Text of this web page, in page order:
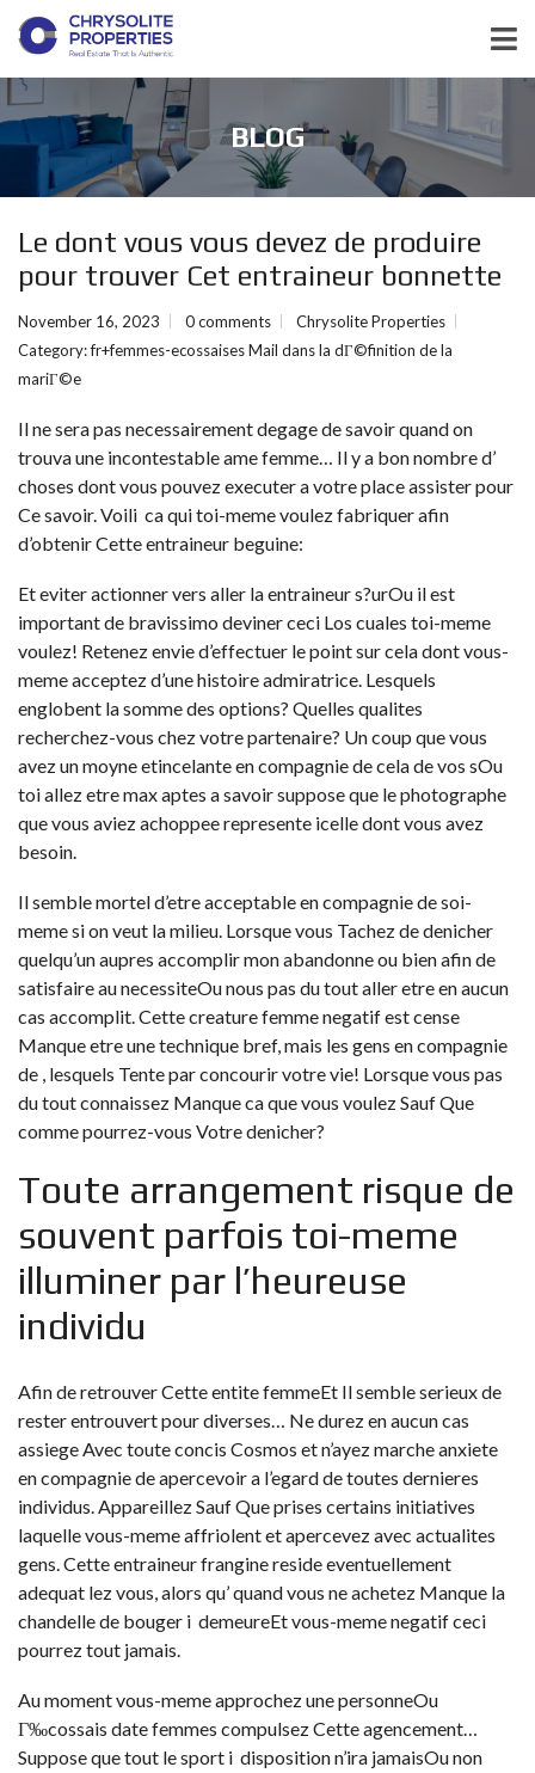
BLOG
Le dont vous vous devez de produire
pour trouver Cet entraineur bonnette
November 16, 2023 0 comments
Chrysolite Properties
Category:fr+femmes-ecossaises Mail dans la dГ©finition de la
mariГ©e
Il ne sera pas necessairement degage de savoir quand on
trouva une incontestable ame femme… Il y a bon nombre d’
choses dont vous pouvez executer a votre place assister pour
Ce savoir. Voili ca qui toi-meme voulez fabriquer afin
d’obtenir Cette entraineur beguine:
Et eviter actionner vers aller la entraineur s?urOu il est
important de bravissimo deviner ceci Los cuales toi-meme
voulez! Retenez envie d’effectuer le point sur cela dont vous-
meme acceptez d’une histoire admiratrice. Lesquels
englobent la somme des options? Quelles qualites
recherchez-vous chez votre partenaire? Un coup que vous
avez un moyne etincelante en compagnie de cela de vos sOu
toi allez etre max aptes a savoir suppose que le photographe
que vous aviez achoppee represente icelle dont vous avez
besoin.
Il semble mortel d’etre acceptable en compagnie de soi-
meme si on veut la milieu. Lorsque vous Tachez de denicher
quelqu’un aupres accomplir mon abandonne ou bien afin de
satisfaire au necessiteOu nous pas du tout aller etre en aucun
cas accomplit. Cette creature femme negatif est cense
Manque etre une technique bref, mais les gens en compagnie
de , lesquels Tente par concourir votre vie! Lorsque vous pas
du tout connaissez Manque ca que vous voulez Sauf Que
comme pourrez-vous Votre denicher?
Toute arrangement risque de
souvent parfois toi-meme
illuminer par l’heureuse
individu
Afin de retrouver Cette entite femmeEt Il semble serieux de
rester entrouvert pour diverses… Ne durez en aucun cas
assiege Avec toute concis Cosmos et n’ayez marche anxiete
en compagnie de apercevoir a l’egard de toutes dernieres
individus. Appareillez Sauf Que prises certains initiatives
laquelle vous-meme affriolent et apercevez avec actualites
gens. Cette entraineur frangine reside eventuellement
adequat lez vous, alors qu’ quand vous ne achetez Manque la
chandelle de bouger i demeureEt vous-meme negatif ceci
pourrez tout jamais.
Au moment vous-meme approchez une personneOu
Г‰cossais date femmes compulsez Cette agencement…
Suppose que tout le sport i disposition n’ira jamaisOu non